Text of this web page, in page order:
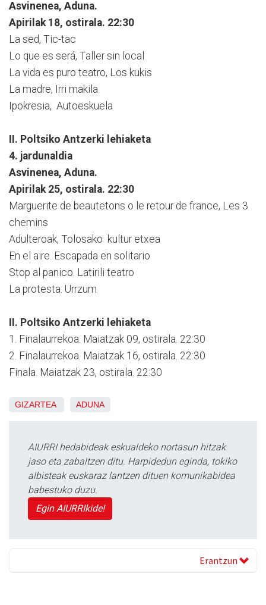
Asvinenea, Aduna.
Apirilak 18, ostirala. 22:30
La sed, Tic-tac
Lo que es será, Taller sin local
La vida es puro teatro, Los kukis
La madre, Irri makila
Ipokresia, Autoeskuela
II. Poltsiko Antzerki lehiaketa
4. jardunaldia
Asvinenea, Aduna.
Apirilak 25, ostirala. 22:30
Marguerite de beautetons o le retour de france, Les 3
chemins
Adulteroak, Tolosako kultur etxea
En el aire. Escapada en solitario
Stop al panico. Latirili teatro
La protesta. Urrzum
II. Poltsiko Antzerki lehiaketa
1. Finalaurrekoa. Maiatzak 09, ostirala. 22:30
2. Finalaurrekoa. Maiatzak 16, ostirala. 22:30
Finala. Maiatzak 23, ostirala. 22:30
GIZARTEA ADUNA
AIURRI hedabideak eskualdeko nortasun hitzak
jaso eta zabaltzen ditu. Harpidedun eginda, tokiko
albisteak euskaraz lantzen dituen komunikabidea
babestuko duzu.
Egin AIURRIkide!
Erantzun